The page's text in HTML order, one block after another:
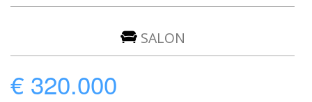
SALON
€ 320.000